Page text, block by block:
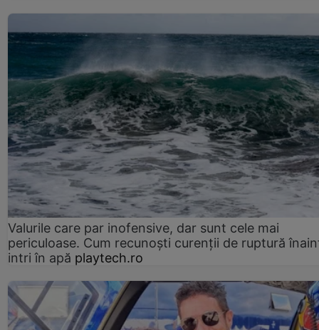
Valurile care par inofensive, dar sunt cele mai
periculoase. Cum recunoști curenții de ruptură
intri în apă playtech.ro